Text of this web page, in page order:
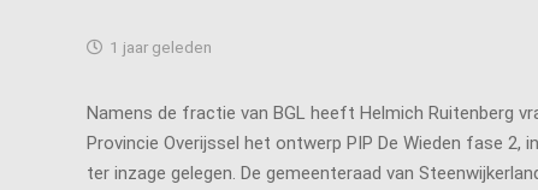
1 jaar geleden
Namens de fractie van BGL heeft Helmich Ruitenberg
Provincie Overijssel het ontwerp PIP De Wieden fase 2,
ter inzage gelegen. De gemeenteraad van